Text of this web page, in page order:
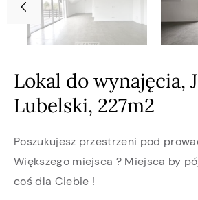
Lokal do wynajęcia,
Lubelski, 227m2
Poszukujesz przestrzeni pod
Większego miejsca ? Miejsca by
coś dla Ciebie !